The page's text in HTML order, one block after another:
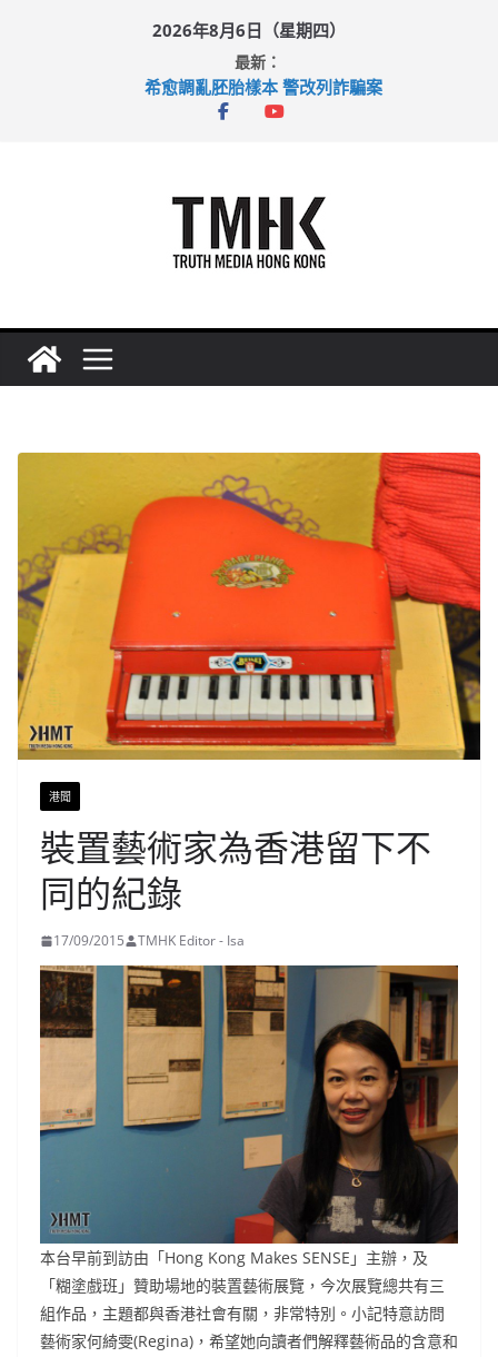
2026年8月6日（星期四）
最新：
希愈調亂胚胎樣本 警改列詐騙案
足球盛會次場激戰 祖雲達斯挫車路士
港聞
裝置藝術家為香港留下不
同的紀錄
17/09/2015 TMHK Editor - Isa
本台早前到訪由「Hong Kong Makes SENSE」主辦，及
「糊塗戲班」贊助場地的裝置藝術展覽，今次展覽總共有三
組作品，主題都與香港社會有關，非常特別。小記特意訪問
藝術家何綺雯(Regina)，希望她向讀者們解釋藝術品的含意和